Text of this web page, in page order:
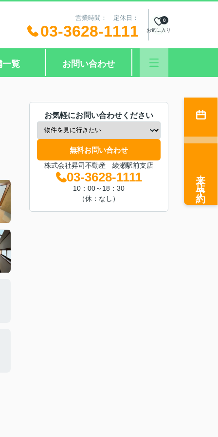
営業時間： 定休日：
03-3628-1111 お気に入り
0
一覧 お問い合わせ
お気軽にお問い合わせください
無料お問い合わせ
株式会社昇司不動産 綾瀬駅前支店
03-3628-1111
10：00～18：30
（休：なし）
来店予約